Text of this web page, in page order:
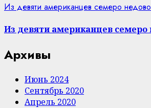
Из девяти американцев семеро
Из девяти американцев
Архивы
Июнь 2024
Сентябрь 2020
Апрель 2020